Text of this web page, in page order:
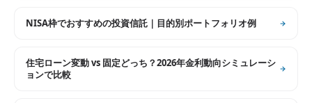
NISA枠でおすすめの投資信託｜目的別ポートフォリオ例
住宅ローン変動 vs 固定どっち？2026年金利動向シミュレーシ
ョンで比較